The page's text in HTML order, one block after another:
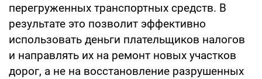
перегруженных транспортных средств. В
результате это позволит эффективно
использовать деньги плательщиков налогов
и направлять их на ремонт новых участков
дорог, а не на восстановление разрушенных